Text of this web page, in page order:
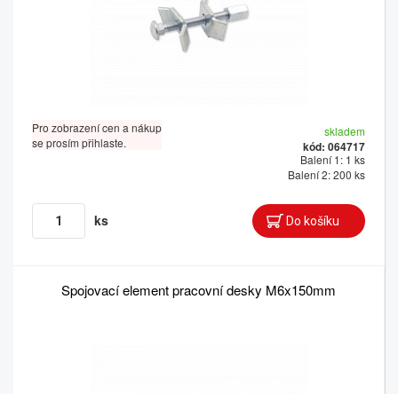
Pro zobrazení cen a nákup
se prosím přihlaste.
skladem
kód: 064717
Balení 1: 1 ks
Balení 2: 200 ks
ks
Spojovací element pracovní desky M6x150mm